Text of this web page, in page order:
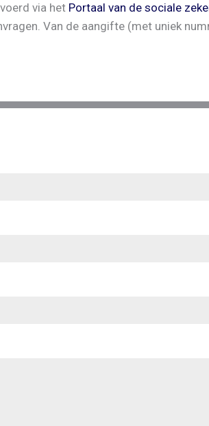
via het Portaal van de sociale
Van de aangifte (met uniek